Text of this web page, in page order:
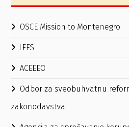
OSCE Mission to Montenegro
IFES
ACEEEO
Odbor za sveobuhvatnu
zakonodavstva